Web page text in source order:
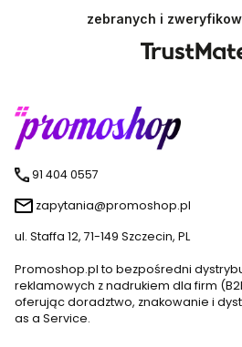
zebranych i
91 404 0557
zapytania@promoshop.pl
ul. Staffa 12, 71-149 Szczecin, PL
Promoshop.pl to bezpośredni
reklamowych z nadrukiem dla firm
oferując doradztwo, znakowanie i
as a Service.